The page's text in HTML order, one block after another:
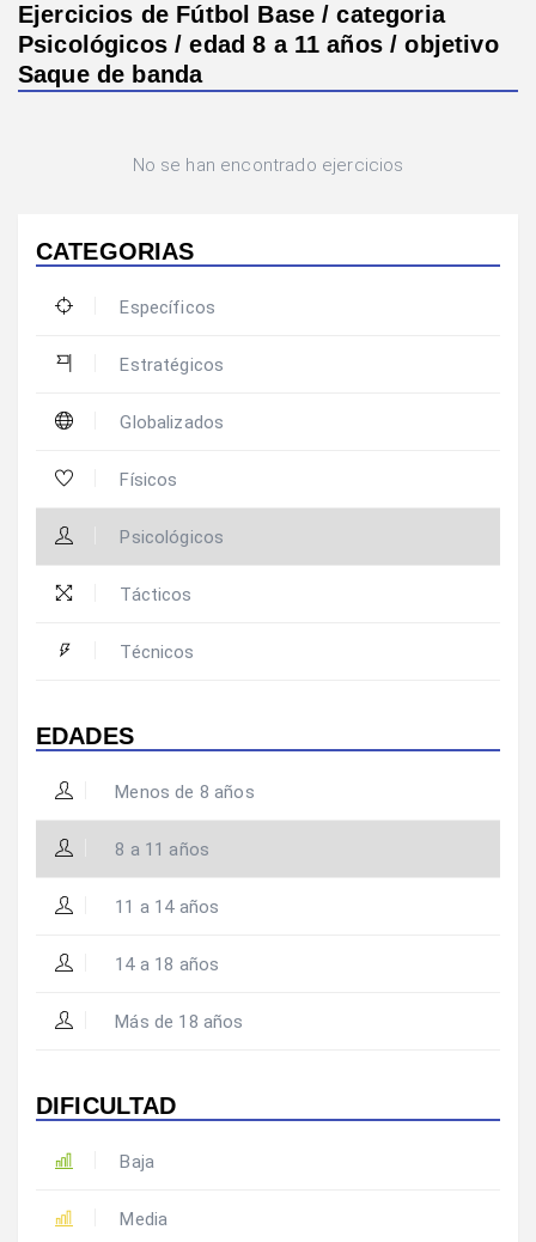
Ejercicios de Fútbol Base / categoria
Psicológicos / edad 8 a 11 años / objetivo
Saque de banda
No se han encontrado ejercicios
CATEGORIAS
Específicos
Estratégicos
Globalizados
Físicos
Psicológicos
Tácticos
Técnicos
EDADES
Menos de 8 años
8 a 11 años
11 a 14 años
14 a 18 años
Más de 18 años
DIFICULTAD
Baja
Media